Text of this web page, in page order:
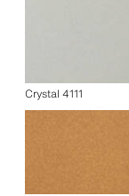
Crystal 4111